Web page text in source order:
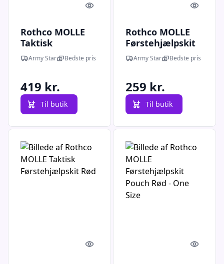
Quick look
Rothco MOLLE
Taktisk
Førstehjælpskit
Coyote Brun -
Army Star Bedste pris
419 kr.
Til butik
Quick
Rothco MOLLE
Førstehjælpskit
Pouch Coyote
Brun
Army Star Bedste pris
259 kr.
Til butik
Quick look Quick